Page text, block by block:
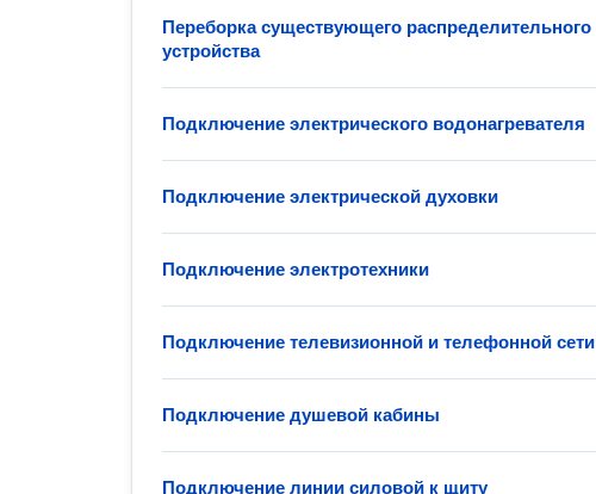
Переборка существующего распределительного
устройства
Подключение электрического водонагревателя
Подключение электрической духовки
Подключение электротехники
Подключение телевизионной и телефонной сети
Подключение душевой кабины
Подключение линии силовой к щиту